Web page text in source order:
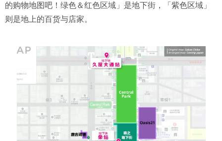
的购物地图吧！绿色＆红色区域」是地下街，「紫色区域」
则是地上的百货与店家。